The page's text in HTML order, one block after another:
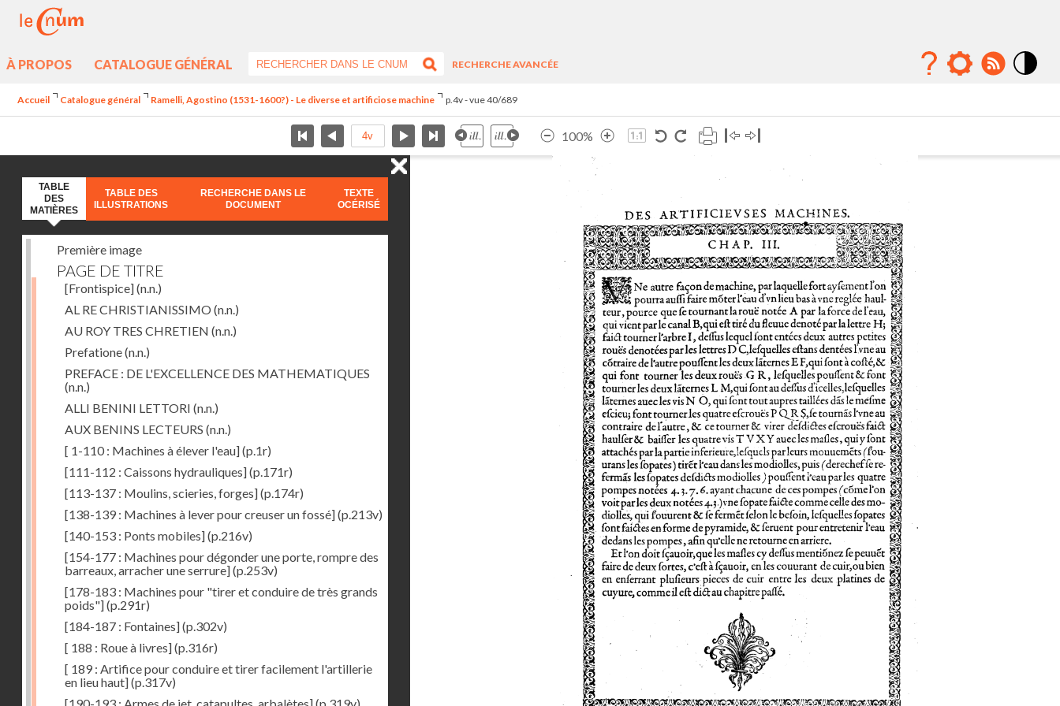
À PROPOS CATALOGUE GÉNÉRAL
RECHERCHE AVANCÉE
Accueil Catalogue général Ramelli, Agostino (1531-1600?) - Le diverse et artificiose machine p.4v - vue 40/689
100%
TABLE
DES
MATIÈRES
TABLE DES
ILLUSTRATIONS
RECHERCHE DANS LE
DOCUMENT
TEXTE
OCÉRISÉ
Première image
PAGE DE TITRE
[Frontispice](n.n.)
AL RE CHRISTIANISSIMO (n.n.)
AU ROY TRES CHRETIEN (n.n.)
Prefatione(n.n.)
PREFACE : DE L'EXCELLENCE DES MATHEMATIQUES
(n.n.)
ALLI BENINI LETTORI (n.n.)
AUX BENINS LECTEURS (n.n.)
[ 1-110 : Machines à élever l'eau](p.1r)
[111-112 : Caissons hydrauliques](p.171r)
[113-137 : Moulins, scieries, forges](p.174r)
[138-139 : Machines à lever pour creuser un fossé](p.213v)
[140-153 : Ponts mobiles](p.216v)
[154-177 : Machines pour dégonder une porte, rompre des
barreaux, arracher une serrure](p.253v)
[178-183 : Machines pour "tirer et conduire de très grands
poids"](p.291r)
[184-187 : Fontaines](p.302v)
[ 188 : Roue à livres](p.316r)
[ 189 : Artifice pour conduire et tirer facilement l'artillerie
en lieu haut](p.317v)